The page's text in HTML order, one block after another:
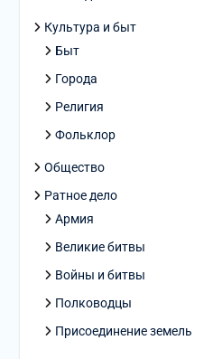
Культура и быт
Быт
Города
Религия
Фольклор
Общество
Ратное дело
Армия
Великие битвы
Войны и битвы
Полководцы
Присоединение земель